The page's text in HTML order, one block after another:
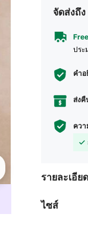
จัดส่งถึง
ประ
คำอ
ส่ง
คว
รายละเอียด
ไซส์